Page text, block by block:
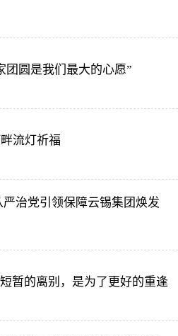
团圆是我们最大的心愿”
流灯祈福
治党引领保障云锡集团焕发
暂的离别，是为了更好的重逢